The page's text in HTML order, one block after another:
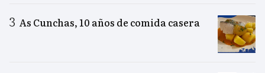
As Cunchas, 10 años de comida casera